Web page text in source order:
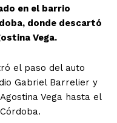
en el barrio
donde descartó
Vega.
el paso del auto
Gabriel Barrelier y
Vega hasta el